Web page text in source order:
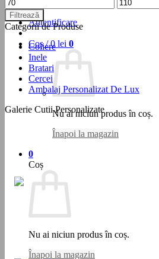
Autentificare
Coș /0lei 0
Nu ai niciun produs în coș.
Înapoi la magazin
0
Coș
Nu ai niciun produs în coș.
Înapoi la magazin
minim
maxim
Filtrează
Categorii de Produse
Coliere
Inele
Bratari
Cercei
Ambalaj Personalizat De Lux
Galerie Cutii Personalizate